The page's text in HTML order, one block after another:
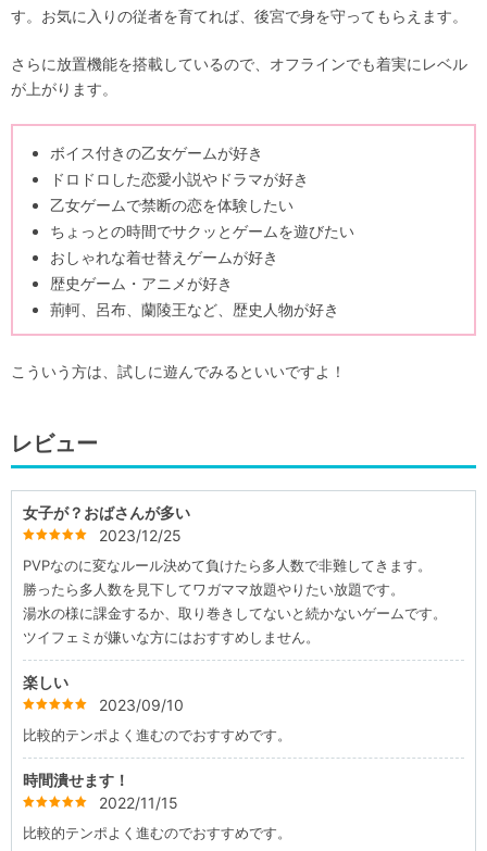
す。お気に入りの従者を育てれば、後宮で身を守ってもらえます。
さらに放置機能を搭載しているので、オフラインでも着実にレベル
が上がります。
ボイス付きの乙女ゲームが好き
ドロドロした恋愛小説やドラマが好き
乙女ゲームで禁断の恋を体験したい
ちょっとの時間でサクッとゲームを遊びたい
おしゃれな着せ替えゲームが好き
歴史ゲーム・アニメが好き
荊軻、呂布、蘭陵王など、歴史人物が好き
こういう方は、試しに遊んでみるといいですよ！
レビュー
女子が？おばさんが多い
starstarstarstarstar 2023/12/25
PVPなのに変なルール決めて負けたら多人数で非難してきます。
勝ったら多人数を見下してワガママ放題やりたい放題です。
湯水の様に課金するか、取り巻きしてないと続かないゲームです。
ツイフェミが嫌いな方にはおすすめしません。
楽しい
starstarstarstarstar 2023/09/10
比較的テンポよく進むのでおすすめです。
時間潰せます！
starstarstarstarstar 2022/11/15
比較的テンポよく進むのでおすすめです。